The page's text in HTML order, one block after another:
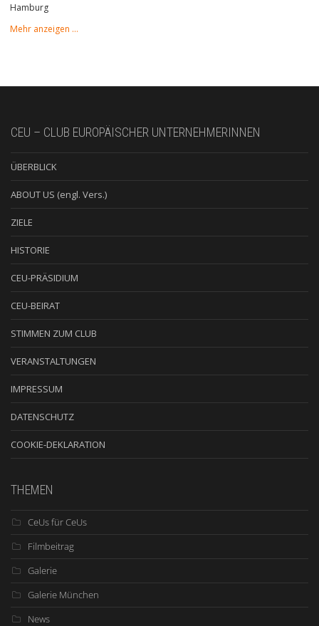
Hamburg
Mehr anzeigen …
CEU – CLUB EUROPÄISCHER UNTERNEHMERINNEN
ÜBERBLICK
ABOUT US (engl. Vers.)
ZIELE
HISTORIE
CEU-PRÄSIDIUM
CEU-BEIRAT
STIMMEN ZUM CLUB
VERANSTALTUNGEN
IMPRESSUM
DATENSCHUTZ
COOKIE-DEKLARATION
THEMEN
CeUs für CeUs
Filmbeitrag
Galerie
Galerie München
News